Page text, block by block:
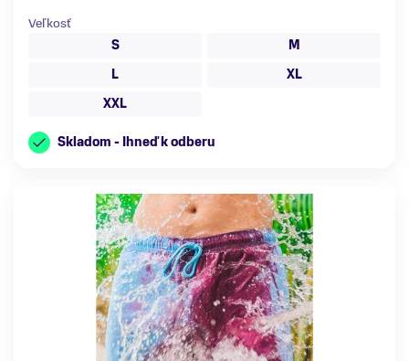
Veľkosť
S
M
L
XL
XXL
Skladom - Ihneď k odberu